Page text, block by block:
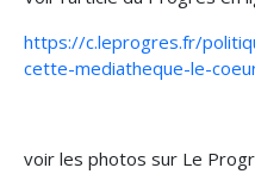
https://c.leprogres.fr/
cette-mediatheque-le-
voir les photos sur Le